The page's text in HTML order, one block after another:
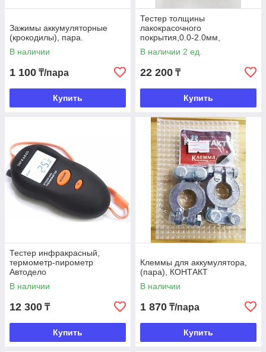
Зажимы аккумуляторные
(крокодилы), пара.
В наличии
1 100 ₸/пара
Купить
Тестер толщины
лакокрасочного
покрытия,0.0-2.0мм,
АвтоДело
В наличии 2 ед.
22 200 ₸
Купить
Тестер инфракрасный,
термометр-пирометр
Автодело
В наличии
12 300 ₸
Купить
Клеммы для аккумулятора,
(пара), КОНТАКТ
В наличии
1 870 ₸/пара
Купить